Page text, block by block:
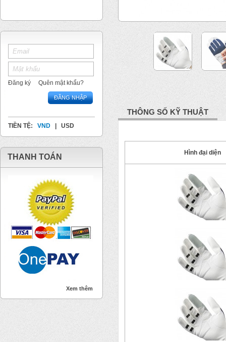
Đăng ký Quên mật khẩu?
ĐĂNG NHẬP
TIỀN TỆ: VND USD
THANH TOÁN
Xem thêm
THÔNG SỐ KỸ THUẬT
Hình đại diện